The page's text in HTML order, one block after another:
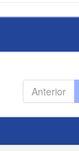
Anterior